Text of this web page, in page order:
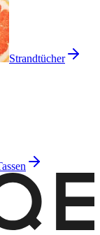
Strandtücher